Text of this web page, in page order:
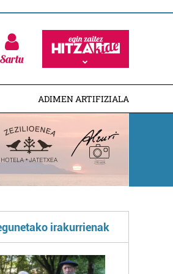
Sartu
ADIMEN ARTIFIZIALA
irakurrienak